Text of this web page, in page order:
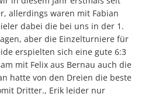
allerdings waren mit Fabian
dabei die bei uns in der 1.
aber die Einzelturniere für
erspielten sich eine gute 6:3
mit Felix aus Bernau auch die
hatte von den Dreien die beste
Dritter., Erik leider nur